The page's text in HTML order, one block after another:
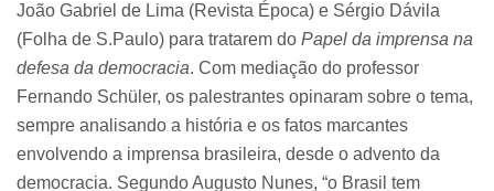
João Gabriel de Lima (Revista Época) e Sérgio Dávila
(Folha de S.Paulo) para tratarem do Papel da imprensa na
defesa da democracia. Com mediação do professor
Fernando Schüler, os palestrantes opinaram sobre o tema,
sempre analisando a história e os fatos marcantes
envolvendo a imprensa brasileira, desde o advento da
democracia. Segundo Augusto Nunes, “o Brasil tem